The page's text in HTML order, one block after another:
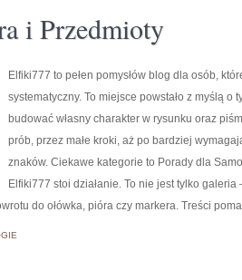
i Przedmioty
Elfiki777 to pełen pomysłów blog dla osób,
systematyczny. To miejsce powstało z myślą
budować własny charakter w rysunku oraz
prób, przez małe kroki, aż po bardziej
znaków. Ciekawe kategorie to Porady dla
Elfiki777 stoi działanie. To nie jest tylko
do ołówka, pióra czy markera. Treści